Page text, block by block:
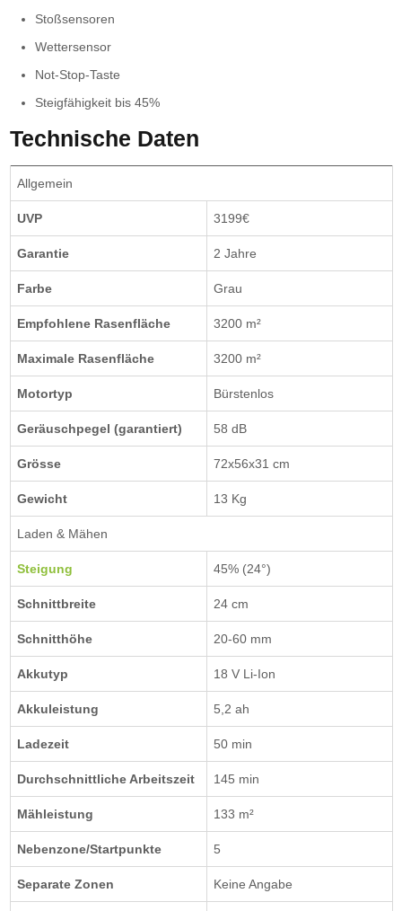
Stoßsensoren
Wettersensor
Not-Stop-Taste
Steigfähigkeit bis 45%
Technische Daten
Allgemein
UVP 3199€
Garantie 2 Jahre
Farbe Grau
Empfohlene Rasenfläche 3200 m²
Maximale Rasenfläche 3200 m²
Motortyp Bürstenlos
Geräuschpegel (garantiert) 58 dB
Grösse 72x56x31 cm
Gewicht 13 Kg
Laden & Mähen
Steigung 45% (24°)
Schnittbreite 24 cm
Schnitthöhe 20-60 mm
Akkutyp 18 V Li-Ion
Akkuleistung 5,2 ah
Ladezeit 50 min
Durchschnittliche Arbeitszeit 145 min
Mähleistung 133 m²
Nebenzone/Startpunkte 5
Separate Zonen Keine Angabe